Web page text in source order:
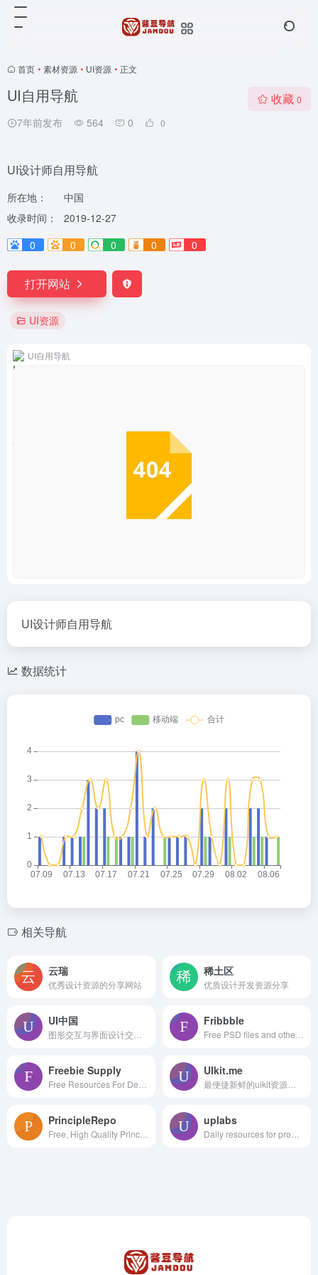
首页 • 素材资源 • UI资源 • 正文
UI自用导航
7年前发布 564 0 0
收藏 0
UI设计师自用导航
所在地：
中国
收录时间：
2019-12-27
0
0 0 0 0
打开网站
UI资源
UI自用导航
UI设计师自用导航
数据统计
相关导航
云瑞
优秀设计资源的分享网站
稀土区
优质设计开发资源分享
UI中国 Fribbble
Freebie Supply UIkit.me
PrincipleRepo uplabs